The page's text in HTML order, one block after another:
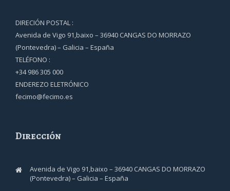
DIRECIÓN POSTAL :
Avenida de Vigo 91,baixo – 36940 CANGAS DO MORRAZO
(Pontevedra) – Galicia – España
TELÉFONO :
+34 986 305 000
ENDEREZO ELETRÓNICO
fecimo@fecimo.es
Dirección
Avenida de Vigo 91,baixo – 36940 CANGAS DO MORRAZO
(Pontevedra) – Galicia – España